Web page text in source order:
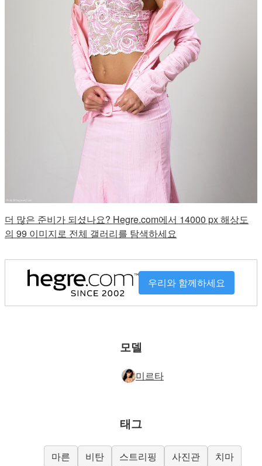
더 많은 준비가 되셨나요? Hegre.com에서 14000 px 해상도
의 99 이미지로 전체 갤러리를 탐색하세요
우리와 함께하세요
모델
미르타
태그
마른 비탄 스트리핑 사진관
치마